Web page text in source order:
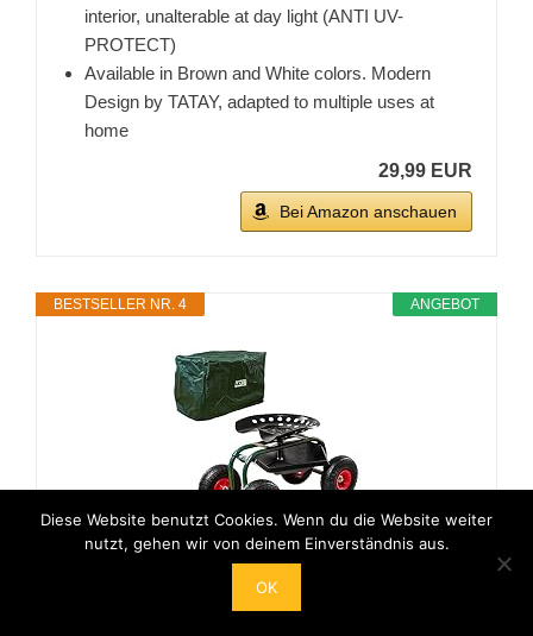
interior, unalterable at day light (ANTI UV-
PROTECT)
Available in Brown and White colors. Modern
Design by TATAY, adapted to multiple uses at
home
29,99 EUR
Bei Amazon anschauen
ANGEBOT
BESTSELLER NR. 4
UPP Rollsitz Outdoor Deluxe - mit
Schutzhülle | Gartenhocker,Gartensitz aus
Diese Website benutzt Cookies. Wenn du die Website weiter
nutzt, gehen wir von deinem Einverständnis aus.
OK